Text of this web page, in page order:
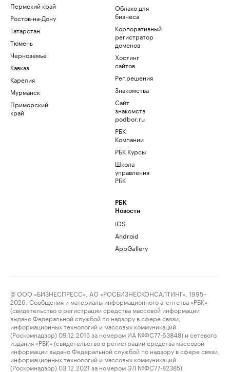
Пермский край
Ростов-на-Дону
Татарстан
Тюмень
Черноземье
Кавказ
Карелия
Мурманск
Приморский
край
Облако для
бизнеса
Корпоративный
регистратор
доменов
Хостинг
сайтов
Рег.решения
Знакомства
Сайт
знакомств
podbor.ru
РБК
Компании
РБК Курсы
Школа
управления
РБК
РБК
Новости
iOS
Android
AppGallery
© ООО «БИЗНЕСПРЕСС», АО «РОСБИЗНЕСКОНСАЛТИНГ», 1995–
2026. Сообщения и материалы информационного агентства «РБК»
(свидетельство о регистрации средства массовой информации
выдано Федеральной службой по надзору в сфере связи,
информационных технологий и массовых коммуникаций
(Роскомнадзор) 09.12.2015 за номером ИА №ФС77-63848) и сетевого
издания «РБК» (свидетельство о регистрации средства массовой
информации выдано Федеральной службой по надзору в сфере связи,
информационных технологий и массовых коммуникаций
(Роскомнадзор) 03.12.2021 за номером ЭЛ №ФС77-82385)